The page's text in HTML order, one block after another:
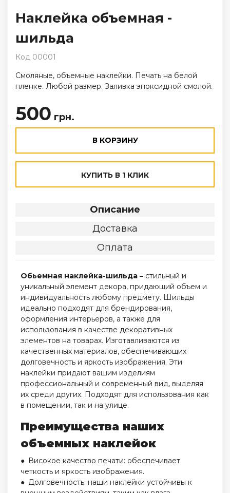
Наклейка объемная -
шильда
Код 00001
Смоляные, объемные наклейки. Печать на белой
пленке. Любой размер. Заливка эпоксидной смолой.
500 грн.
В КОРЗИНУ
КУПИТЬ В 1 КЛИК
Описание
Доставка
Оплата
Обьемная наклейка-шильда – стильный и
уникальный элемент декора, придающий объем и
индивидуальность любому предмету. Шильды
идеально подходят для брендирования,
оформления интерьеров, а также для
использования в качестве декоративных
элементов на товарах. Изготавливаются из
качественных материалов, обеспечивающих
долговечность и яркость изображения. Эти
наклейки придают вашим изделиям
профессиональный и современный вид, выделяя
их среди других. Подходят для использования как
в помещении, так и на улице.
Преимущества наших
объемных наклейок
● Високое качество печати: обеспечивает
четкость и яркость изображения.
● Долговечность: наши наклейки устойчивы к